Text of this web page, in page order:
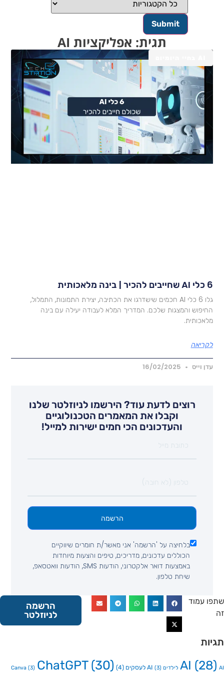
תגית: אפליקציות AI
גלו 6 כלי AI חכמים שישדרגו את הכתיבה, יצירת התמונות, התמלול,
והמצגות שלכם. המדריך המלא לעבודה יעילה עם בינה
וייס 16/02/2025
רוצים לדעת עוד? הירשמו לניוזלטר שלנו
וקבלו את המאמרים הטכנולוגיים
והעדכונים הכי חמים ישירות למייל!
בלחיצה על 'הרשמה' אני מאשר/ת חומרים שיווקיים
הכוללים עדכונים, מדריכים, טיפים והצעות מיוחדות
באמצעות דואר אלקטרוני, הודעות SMS, הודעות וואטסאפ,
שיחת טלפון.
הרשמה
עמוד
הרשמה
לניוזלטר
AI
(3) AI לעסקים (4)
Canva(3) ChatGPT(30)